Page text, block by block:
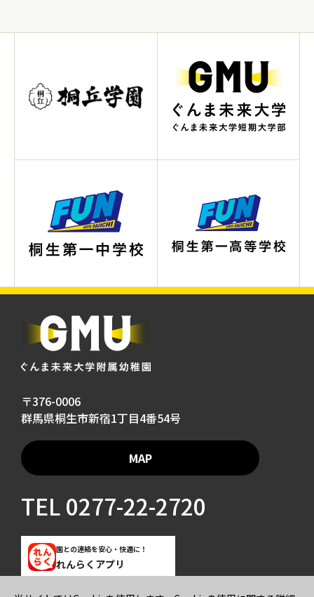
〒376-0006
群馬県桐生市新宿1丁目4番54号
MAP
TEL0277-22-2720
園との連絡を安心・快適に！
れんらくアプリ